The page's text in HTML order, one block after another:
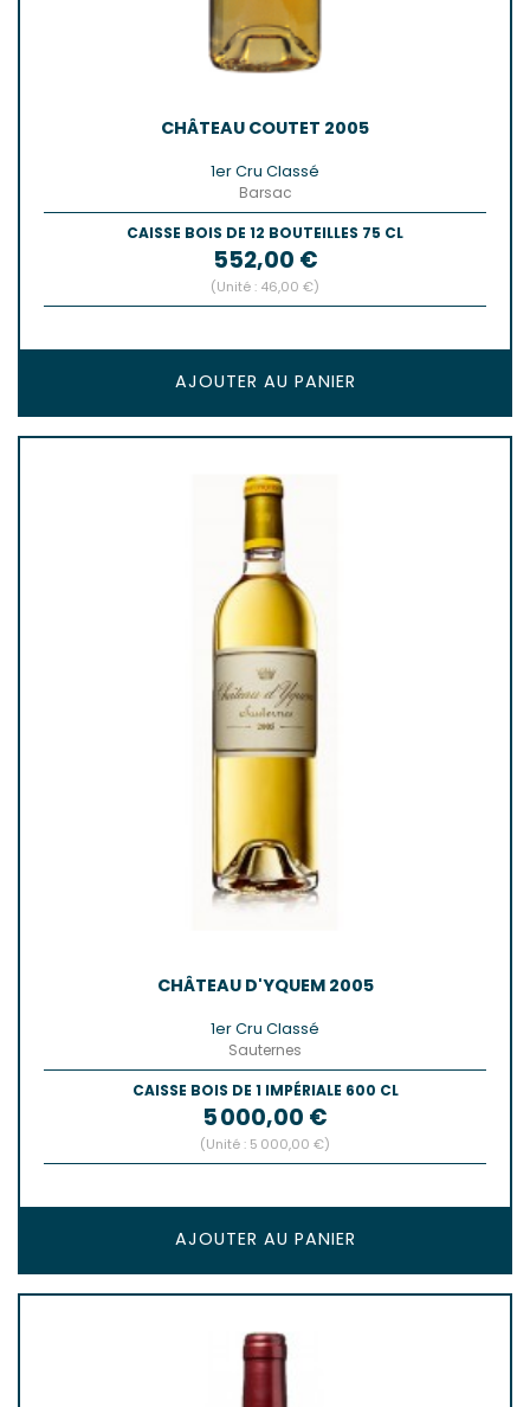
CHÂTEAU COUTET 2005
1er Cru Classé
Barsac
CAISSE BOIS DE 12 BOUTEILLES 75 CL
Prix
552,00 €
(Unité : 46,00 €)
AJOUTER AU PANIER
CHÂTEAU D'YQUEM 2005
1er Cru Classé
Sauternes
CAISSE BOIS DE 1 IMPÉRIALE 600 CL
Prix
5 000,00 €
(Unité : 5 000,00 €)
AJOUTER AU PANIER